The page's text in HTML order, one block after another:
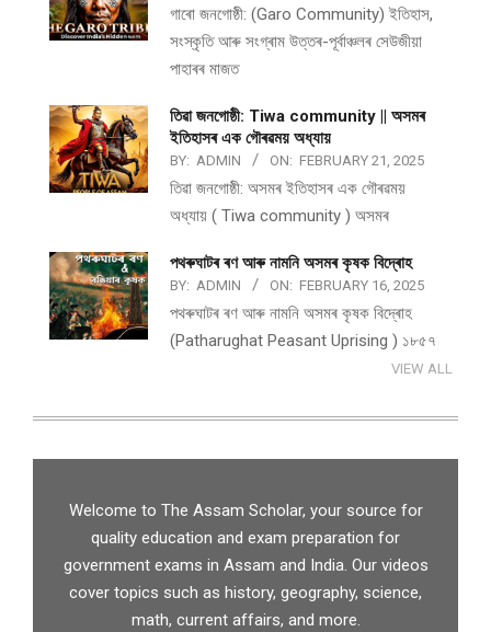
গাৰো জনগোষ্ঠী: (Garo Community) ইতিহাস,
সংস্কৃতি আৰু সংগ্ৰাম উত্তৰ-পূৰ্বাঞ্চলৰ সেউজীয়া
পাহাৰৰ মাজত
তিৱা জনগোষ্ঠী: Tiwa community || অসমৰ
ইতিহাসৰ এক গৌৰৱময় অধ্যায়
BY: ADMIN ON: FEBRUARY 21, 2025
তিৱা জনগোষ্ঠী: অসমৰ ইতিহাসৰ এক গৌৰৱময়
অধ্যায় ( Tiwa community ) অসমৰ
পথ​ৰুঘাট​ৰ ৰণ আৰু নামনি অসম​ৰ কৃষক বিদ্ৰোহ​
BY: ADMIN ON: FEBRUARY 16, 2025
পথ​ৰুঘাট​ৰ ৰণ আৰু নামনি অসম​ৰ কৃষক বিদ্ৰোহ​
(Patharughat Peasant Uprising ) ১৮৫৭
VIEW ALL
Welcome to The Assam Scholar, your source for
quality education and exam preparation for
government exams in Assam and India. Our videos
cover topics such as history, geography, science,
math, current affairs, and more.